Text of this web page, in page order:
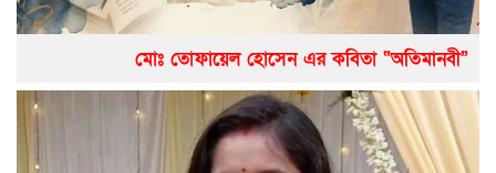
মোঃ তোফায়েল হোসেন এর কবিতা “অতিমানবী”